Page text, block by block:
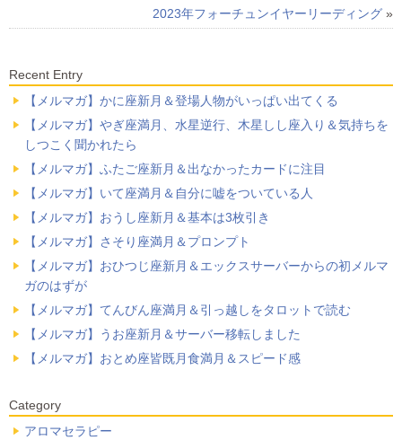
2023年フォーチュンイヤーリーディング »
Recent Entry
【メルマガ】かに座新月＆登場人物がいっぱい出てくる
【メルマガ】やぎ座満月、水星逆行、木星しし座入り＆気持ちを
しつこく聞かれたら
【メルマガ】ふたご座新月＆出なかったカードに注目
【メルマガ】いて座満月＆自分に嘘をついている人
【メルマガ】おうし座新月＆基本は3枚引き
【メルマガ】さそり座満月＆プロンプト
【メルマガ】おひつじ座新月＆エックスサーバーからの初メルマ
ガのはずが
【メルマガ】てんびん座満月＆引っ越しをタロットで読む
【メルマガ】うお座新月＆サーバー移転しました
【メルマガ】おとめ座皆既月食満月＆スピード感
Category
アロマセラピー